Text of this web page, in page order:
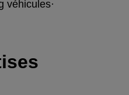
véhicules·